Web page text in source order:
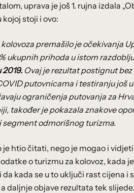
uprava je još 1. rujna izdala
kojoj stoji i ovo:
premašiloje očekivanja
ukupnih prihoda u istom
Ovaj je rezultat postignut
putovnicama i testiranju još
ograničenja putovanja za
također je pokazala znakove
segment odmorišnog turizma.
htio čitati, nego je mogao i
o turizmu za kolovoz, kada
da kada se u to uključi rast cijena
daljnje objave rezultata tek slijede.